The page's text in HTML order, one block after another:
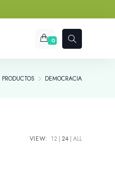
0
PRODUCTOS DEMOCRACIA
VIEW: 12 24 ALL